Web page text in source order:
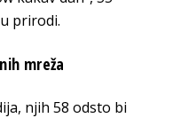
prirodi.
mreža
njih 58 odsto bi